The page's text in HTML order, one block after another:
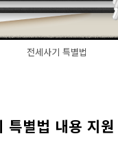
전세사기 특별법
특별법 내용 지